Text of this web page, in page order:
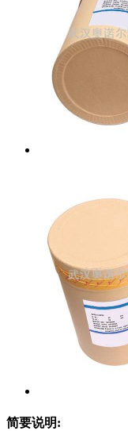
简要说明: